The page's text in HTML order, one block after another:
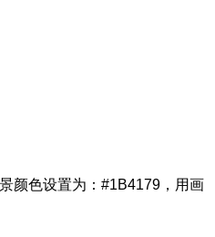
色设置为：#1B4179，用画